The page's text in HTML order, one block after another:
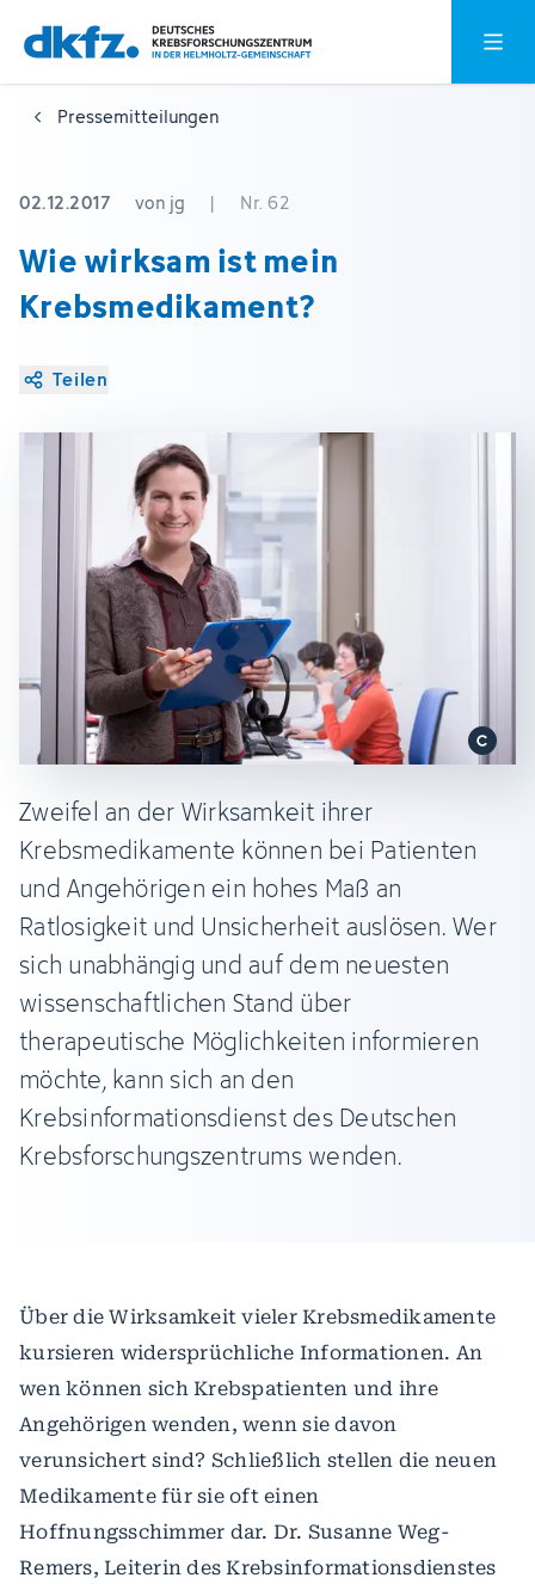
Zum
Hauptinhalt
springen
Zur
Fußzeile
springen
Pressemitteilungen
02.12.2017 von jg | Nr. 62
Wie wirksam ist mein
Krebsmedikament?
Teilen
Zweifel an der Wirksamkeit ihrer
Krebsmedikamente können bei Patienten
und Angehörigen ein hohes Maß an
Ratlosigkeit und Unsicherheit auslösen. Wer
sich unabhängig und auf dem neuesten
wissenschaftlichen Stand über
therapeutische Möglichkeiten informieren
möchte, kann sich an den
Krebsinformationsdienst des Deutschen
Krebsforschungszentrums wenden.
Über die Wirksamkeit vieler Krebsmedikamente
kursieren widersprüchliche Informationen. An
wen können sich Krebspatienten und ihre
Angehörigen wenden, wenn sie davon
verunsichert sind? Schließlich stellen die neuen
Medikamente für sie oft einen
Hoffnungsschimmer dar. Dr. Susanne Weg-
Remers, Leiterin des Krebsinformationsdienstes